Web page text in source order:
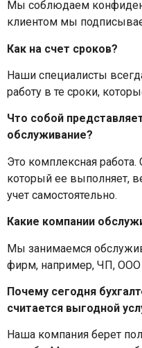
Мы соблюдаем
клиентом мы
Как на счет сроков?
Наши специалисты
работу в те сроки,
Что собой
обслуживание?
Это комплексная работа.
который ее выполняет,
учет самостоятельно.
Какие компании
Мы занимаемся
фирм, например, ЧП, ООО
Почему сегодня
считается выгодной
Наша компания берет